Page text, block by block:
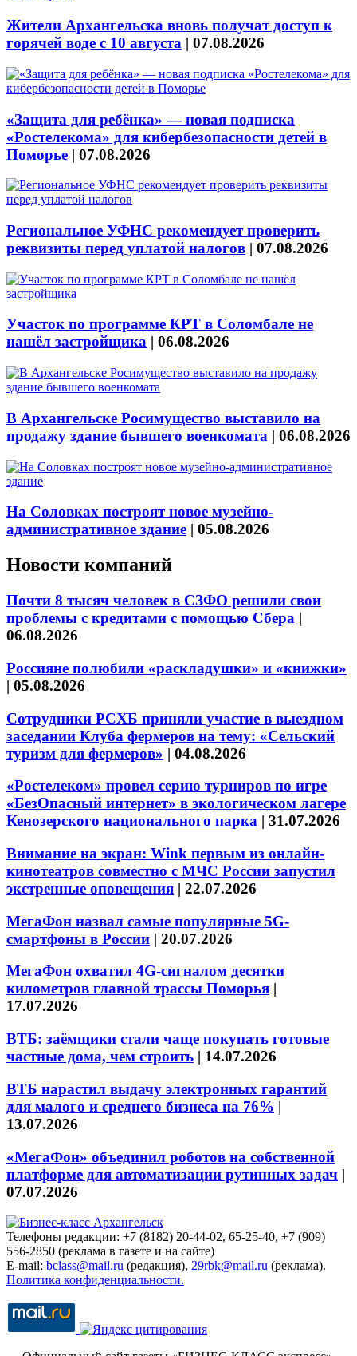
Жители Архангельска вновь получат доступ к
горячей воде с 10 августа | 07.08.2026
«Защита для ребёнка» — новая подписка
«Ростелекома» для кибербезопасности детей в
Поморье | 07.08.2026
Региональное УФНС рекомендует проверить
реквизиты перед уплатой налогов | 07.08.2026
Участок по программе КРТ в Соломбале не
нашёл застройщика | 06.08.2026
В Архангельске Росимущество выставило на
продажу здание бывшего военкомата | 06.08.2026
На Соловках построят новое музейно-
административное здание | 05.08.2026
Новости компаний
Почти 8 тысяч человек в СЗФО решили свои
проблемы с кредитами с помощью Сбера |
06.08.2026
Россияне полюбили «раскладушки» и «книжки»
| 05.08.2026
Сотрудники РСХБ приняли участие в выездном
заседании Клуба фермеров на тему: «Сельский
туризм для фермеров» | 04.08.2026
«Ростелеком» провел серию турниров по игре
«БезОпасный интернет» в экологическом лагере
Кенозерского национального парка | 31.07.2026
Внимание на экран: Wink первым из онлайн-
кинотеатров совместно с МЧС России запустил
экстренные оповещения | 22.07.2026
МегаФон назвал самые популярные 5G-
смартфоны в России | 20.07.2026
МегаФон охватил 4G-сигналом десятки
километров главной трассы Поморья |
17.07.2026
ВТБ: заёмщики стали чаще покупать готовые
частные дома, чем строить | 14.07.2026
ВТБ нарастил выдачу электронных гарантий
для малого и среднего бизнеса на 76% |
13.07.2026
«МегаФон» объединил роботов на собственной
платформе для автоматизации рутинных задач |
07.07.2026
Телефоны редакции: +7 (8182) 20-44-02, 65-25-40, +7 (909)
556-2850 (реклама в газете и на сайте)
E-mail: bclass@mail.ru (редакция), 29rbk@mail.ru (реклама).
Политика конфиденциальности.